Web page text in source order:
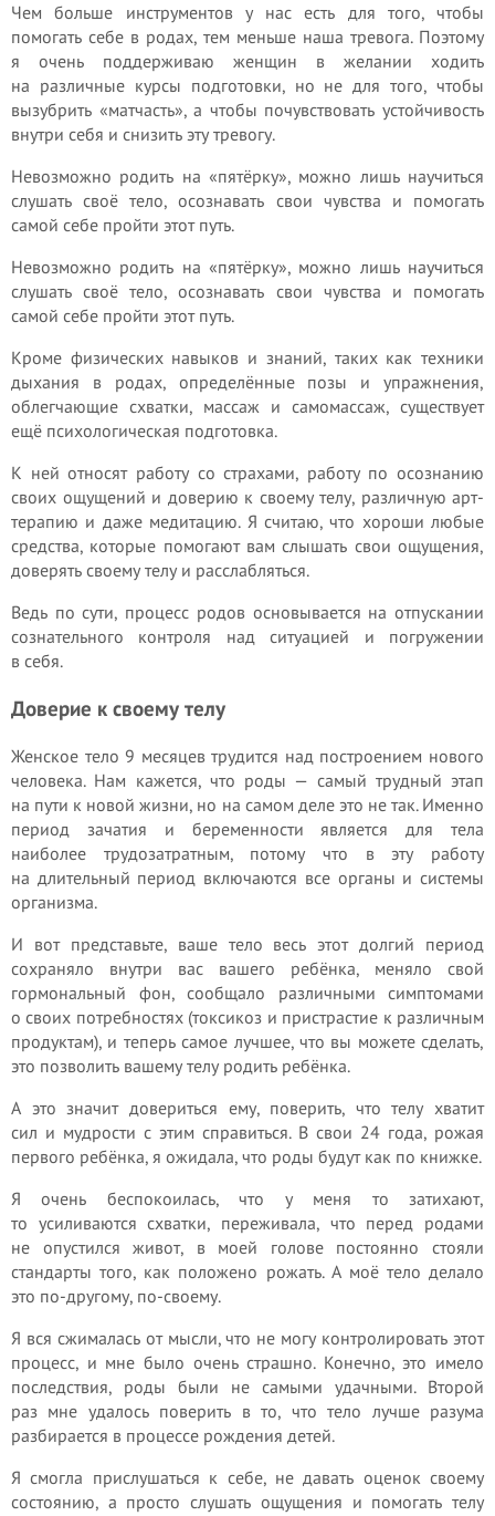
Чем больше инструментов у нас есть для того, чтобы
помогать себе в родах, тем меньше наша тревога. Поэтому
я очень поддерживаю женщин в желании ходить
на различные курсы подготовки, но не для того, чтобы
вызубрить «матчасть», а чтобы почувствовать устойчивость
внутри себя и снизить эту тревогу.
Невозможно родить на «пятёрку», можно лишь научиться
слушать своё тело, осознавать свои чувства и помогать
самой себе пройти этот путь.
Невозможно родить на «пятёрку», можно лишь научиться
слушать своё тело, осознавать свои чувства и помогать
самой себе пройти этот путь.
Кроме физических навыков и знаний, таких как техники
дыхания в родах, определённые позы и упражнения,
облегчающие схватки, массаж и самомассаж, существует
ещё психологическая подготовка.
К ней относят работу со страхами, работу по осознанию
своих ощущений и доверию к своему телу, различную арт-
терапию и даже медитацию. Я считаю, что хороши любые
средства, которые помогают вам слышать свои ощущения,
доверять своему телу и расслабляться.
Ведь по сути, процесс родов основывается на отпускании
сознательного контроля над ситуацией и погружении
в себя.
Доверие к своему телу
Женское тело 9 месяцев трудится над построением нового
человека. Нам кажется, что роды — самый трудный этап
на пути к новой жизни, но на самом деле это не так. Именно
период зачатия и беременности является для тела
наиболее трудозатратным, потому что в эту работу
на длительный период включаются все органы и системы
организма.
И вот представьте, ваше тело весь этот долгий период
сохраняло внутри вас вашего ребёнка, меняло свой
гормональный фон, сообщало различными симптомами
о своих потребностях (токсикоз и пристрастие к различным
продуктам), и теперь самое лучшее, что вы можете сделать,
это позволить вашему телу родить ребёнка.
А это значит довериться ему, поверить, что телу хватит
сил и мудрости с этим справиться. В свои 24 года, рожая
первого ребёнка, я ожидала, что роды будут как по книжке.
Я очень беспокоилась, что у меня то затихают,
то усиливаются схватки, переживала, что перед родами
не опустился живот, в моей голове постоянно стояли
стандарты того, как положено рожать. А моё тело делало
это по-другому, по-своему.
Я вся сжималась от мысли, что не могу контролировать этот
процесс, и мне было очень страшно. Конечно, это имело
последствия, роды были не самыми удачными. Второй
раз мне удалось поверить в то, что тело лучше разума
разбирается в процессе рождения детей.
Я смогла прислушаться к себе, не давать оценок своему
состоянию, а просто слушать ощущения и помогать телу